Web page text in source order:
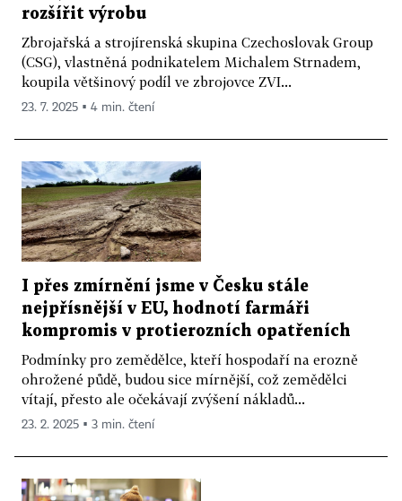
rozšířit výrobu
Zbrojařská a strojírenská skupina Czechoslovak Group
(CSG), vlastněná podnikatelem Michalem Strnadem,
koupila většinový podíl ve zbrojovce ZVI...
23. 7. 2025 ▪ 4 min. čtení
I přes zmírnění jsme v Česku stále
nejpřísnější v EU, hodnotí farmáři
kompromis v protierozních opatřeních
Podmínky pro zemědělce, kteří hospodaří na erozně
ohrožené půdě, budou sice mírnější, což zemědělci
vítají, přesto ale očekávají zvýšení nákladů...
23. 2. 2025 ▪ 3 min. čtení